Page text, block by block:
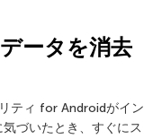
ータを消去
ティ for Androidがイン
づいたとき、すぐにス